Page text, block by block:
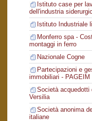
Istituto case per
dell'industria
Istituto Industriale
Monferro spa -
montaggi in ferro
Nazionale Cogne
Partecipazioni e
immobiliari - PAGEIM
Società acquedotti
Versilia
Società anonima
italiane